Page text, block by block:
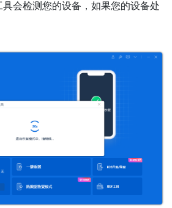
会检测您的设备，如果您的设备处